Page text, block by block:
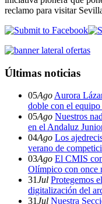
reclamo para visitar
Últimas noticias
05Ago Aurora
doble con el equipo
05Ago Nuestros
en el Andaluz
04Ago Los
verano de
03Ago El CMIS
Olímpico con once
31Jul Protegemos
digitalización del
31Jul Nuestra